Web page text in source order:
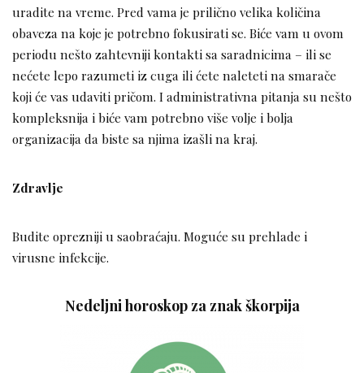
uradite na vreme. Pred vama je prilično velika količina
obaveza na koje je potrebno fokusirati se. Biće vam u ovom
periodu nešto zahtevniji kontakti sa saradnicima – ili se
nećete lepo razumeti iz cuga ili ćete naleteti na smarače
koji će vas udaviti pričom. I administrativna pitanja su nešto
kompleksnija i biće vam potrebno više volje i bolja
organizacija da biste sa njima izašli na kraj.
Zdravlje
Budite oprezniji u saobraćaju. Moguće su prehlade i
virusne infekcije.
Nedeljni horoskop za znak škorpija